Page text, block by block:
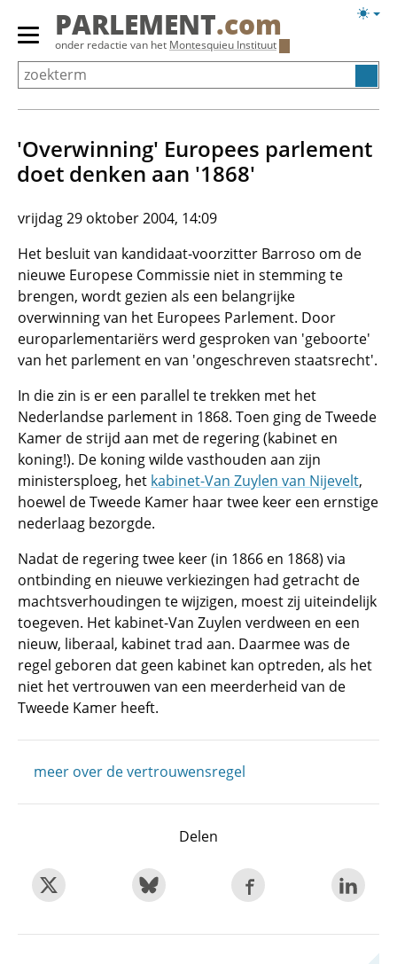
Overslaan
Primair
menu
tonen/verbergen
PARLEMENT.com
onder redactie van het Montesquieu Instituut
'Overwinning' Europees parlement
doet denken aan '1868'
vrijdag 29 oktober 2004, 14:09
Het besluit van kandidaat-voorzitter Barroso om de
nieuwe Europese Commissie niet in stemming te
brengen, wordt gezien als een belangrijke
overwinning van het Europees Parlement. Door
europarlementariërs werd gesproken van 'geboorte'
van het parlement en van 'ongeschreven staatsrecht'.
In die zin is er een parallel te trekken met het
Nederlandse parlement in 1868. Toen ging de Tweede
Kamer de strijd aan met de regering (kabinet en
koning!). De koning wilde vasthouden aan zijn
ministersploeg, het kabinet-Van Zuylen van Nijevelt,
hoewel de Tweede Kamer haar twee keer een ernstige
nederlaag bezorgde.
Nadat de regering twee keer (in 1866 en 1868) via
ontbinding en nieuwe verkiezingen had getracht de
machtsverhoudingen te wijzigen, moest zij uiteindelijk
toegeven. Het kabinet-Van Zuylen verdween en een
nieuw, liberaal, kabinet trad aan. Daarmee was de
regel geboren dat geen kabinet kan optreden, als het
niet het vertrouwen van een meerderheid van de
Tweede Kamer heeft.
meer over de vertrouwensregel
Delen